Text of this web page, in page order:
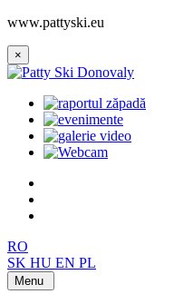
www.pattyski.eu
×
RO
SK HU EN PL
Menu